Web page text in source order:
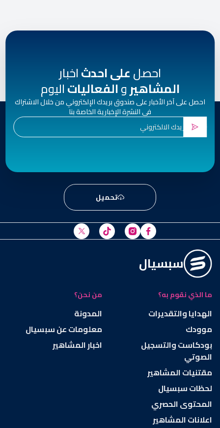
احصلعلى احدثاخبار
المشاهيروالفعالياتاليوم
احصل على آخر الأخبار على صندوق بريدك الإلكتروني من خلال الاشتراك
في النشرة الإخبارية الخاصة بنا
تحميل
سبسيال
ما الذي نقوم به؟
الهدايا والتقديرات
موودك
بودكاست والتسجيل
الصوتي
مقتنيات المشاهير
لحظات سبسيال
المحتوى الحصري
اعلانات المشاهير
من نحن؟
المدونة
معلومات عن سبسيال
اخبار المشاهير